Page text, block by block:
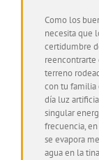
Como los
necesita que
certidumbre
reencontrarte
terreno
con tu familia
día luz
singular
frecuencia,
se evapora
agua en la